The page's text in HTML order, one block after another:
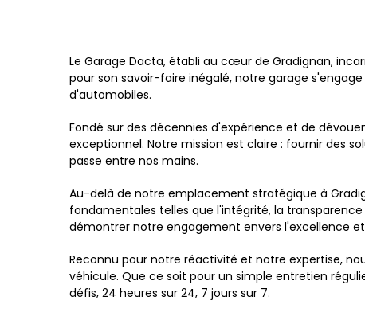
Le Garage Dacta, établi au cœur de Gradignan,
pour son savoir-faire inégalé, notre garage
d'automobiles.
Fondé sur des décennies d'expérience et de
exceptionnel. Notre mission est claire : fournir des
passe entre nos mains.
Au-delà de notre emplacement stratégique à
fondamentales telles que l'intégrité, la
démontrer notre engagement envers l'excellence
Reconnu pour notre réactivité et notre expertise,
véhicule. Que ce soit pour un simple entretien
défis, 24 heures sur 24, 7 jours sur 7.